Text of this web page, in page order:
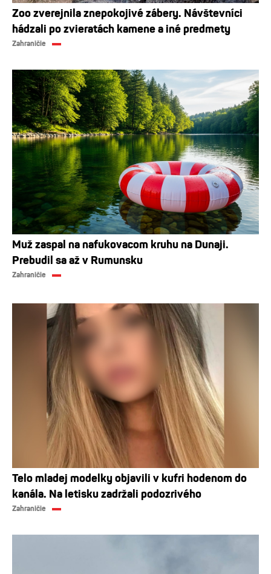
Zoo zverejnila znepokojivé zábery. Návštevníci
hádzali po zvieratách kamene a iné predmety
Zahraničie
Muž zaspal na nafukovacom kruhu na Dunaji.
Prebudil sa až v Rumunsku
Zahraničie
Telo mladej modelky objavili v kufri hodenom do
kanála. Na letisku zadržali podozrivého
Zahraničie